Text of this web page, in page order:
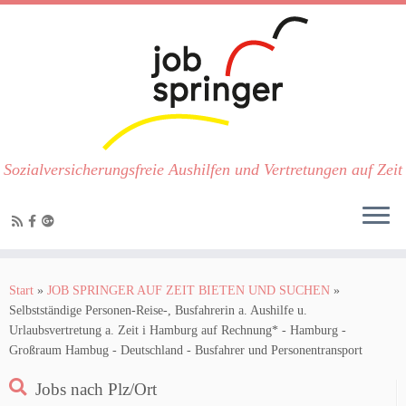
Inhalt
springen
Sozialversicherungsfreie Aushilfen und Vertretungen auf Zeit
Start » JOB SPRINGER AUF ZEIT BIETEN UND SUCHEN »
Selbstständige Personen-Reise-, Busfahrerin a. Aushilfe u.
Urlaubsvertretung a. Zeit i Hamburg auf Rechnung* - Hamburg -
Großraum Hambug - Deutschland - Busfahrer und Personentransport
Jobs nach Plz/Ort